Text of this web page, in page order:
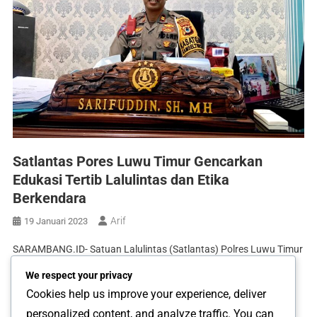
Satlantas Pores Luwu Timur Gencarkan
Edukasi Tertib Lalulintas dan Etika
Berkendara
19 Januari 2023 Arif
SARAMBANG.ID- Satuan Lalulintas (Satlantas) Polres Luwu Timur
terorganisir hingga ke masyarakat yang non organisir tentang
tertib berlalulintas. Kasat Lantas Polres Luwu Timur, Iptu
We respect your privacy
Cookies help us improve your experience, deliver
personalized content, and analyze traffic. You can